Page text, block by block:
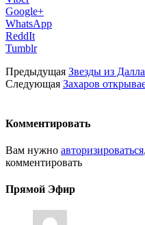
Google+
WhatsApp
ReddIt
Tumblr
Предыдущая Звезды из
Следующая Захаров
Комментировать
Вам нужно авторизироваться
комментировать
Прямой Эфир